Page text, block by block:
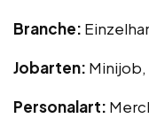
Branche:
Jobarten:
Personalart: